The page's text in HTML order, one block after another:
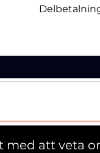
med att veta